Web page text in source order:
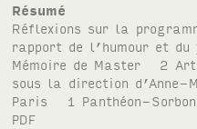
Résumé
Réflexions sur la
rapport de l’humour et
Mémoire de Master 2
sous la direction d’Anne-
Paris 1 Panthéon-
PDF